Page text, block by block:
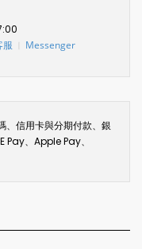
服 Messenger
、信用卡與分期付款、銀
Pay、Apple Pay、